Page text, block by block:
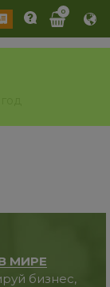
0
МИРЕ
бизнес,